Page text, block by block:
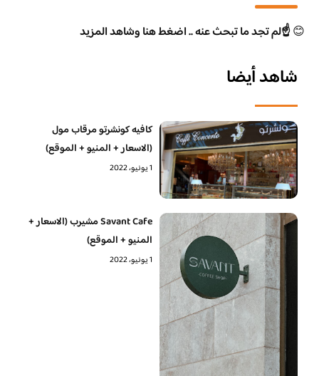
😊☝️لم تجد ما تبحث عنه .. اضغط هنا وشاهد المزيد
شاهد أيضا
كافيه كونشرتو مرقاب مول
(الاسعار + المنيو + الموقع)
1 يونيو، 2022
Savant Cafe مشيرب (الاسعار +
المنيو + الموقع)
1 يونيو، 2022